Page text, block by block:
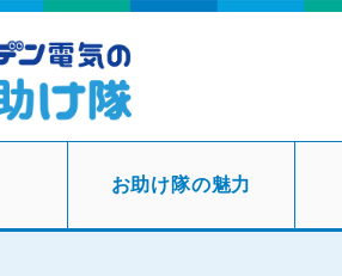
お助け隊の魅力